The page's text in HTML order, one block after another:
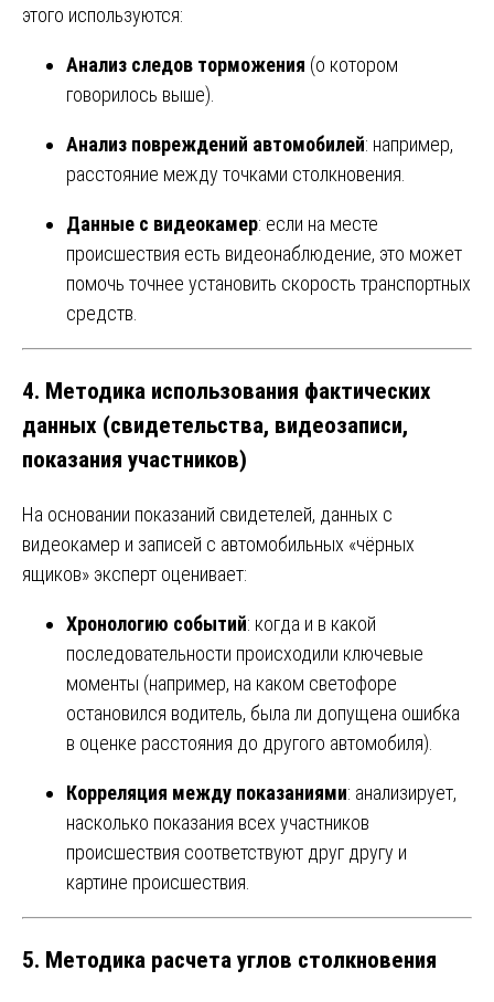
этого используются:
Анализ следов торможения (о котором
говорилось выше).
Анализ повреждений автомобилей: например,
расстояние между точками столкновения.
Данные с видеокамер: если на месте
происшествия есть видеонаблюдение, это может
помочь точнее установить скорость транспортных
средств.
4. Методика использования фактических
данных (свидетельства, видеозаписи,
показания участников)
На основании показаний свидетелей, данных с
видеокамер и записей с автомобильных «чёрных
ящиков» эксперт оценивает:
Хронологию событий: когда и в какой
последовательности происходили ключевые
моменты (например, на каком светофоре
остановился водитель, была ли допущена ошибка
в оценке расстояния до другого автомобиля).
Корреляция между показаниями: анализирует,
насколько показания всех участников
происшествия соответствуют друг другу и
картине происшествия.
5. Методика расчета углов столкновения